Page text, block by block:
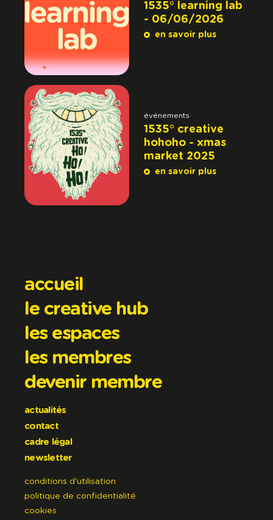
1535° learning lab
- 06/06/2026
en savoir plus
événements
1535° creative
hohoho - xmas
market 2025
en savoir plus
accueil
le creative hub
les espaces
les membres
devenir membre
actualités
contact
cadre légal
newsletter
conditions d'utilisation
politique de confidentialité
cookies